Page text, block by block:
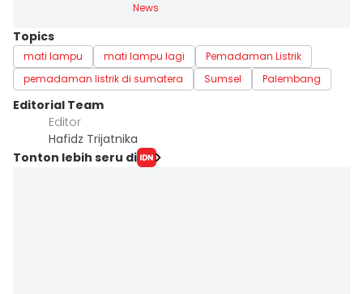
News
Topics
mati lampu mati lampu lagi
Pemadaman Listrik
pemadaman listrik di sumatera
Sumsel Palembang
Editorial Team
Editor
Hafidz Trijatnika
Tonton lebih seru di